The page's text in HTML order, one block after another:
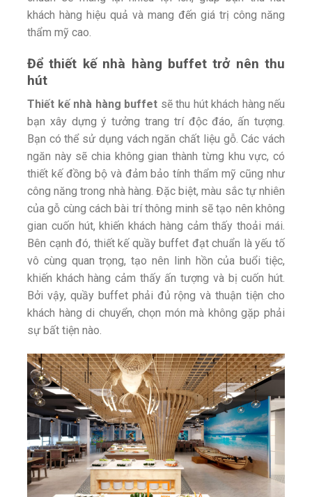
khách hàng hiệu quả và mang đến giá trị công năng
thẩm mỹ cao.
Để thiết kế nhà hàng buffet trở nên thu
hút
Thiết kế nhà hàng buffet sẽ thu hút khách hàng nếu
bạn xây dựng ý tưởng trang trí độc đáo, ấn tượng.
Bạn có thể sử dụng vách ngăn chất liệu gỗ. Các vách
ngăn này sẽ chia không gian thành từng khu vực, có
thiết kế đồng bộ và đảm bảo tính thẩm mỹ cũng như
công năng trong nhà hàng. Đặc biệt, màu sắc tự nhiên
của gỗ cùng cách bài trí thông minh sẽ tạo nên không
gian cuốn hút, khiến khách hàng cảm thấy thoải mái.
Bên cạnh đó, thiết kế quầy buffet đạt chuẩn là yếu tố
vô cùng quan trọng, tạo nên linh hồn của buổi tiệc,
khiến khách hàng cảm thấy ấn tượng và bị cuốn hút.
Bởi vậy, quầy buffet phải đủ rộng và thuận tiện cho
khách hàng di chuyển, chọn món mà không gặp phải
sự bất tiện nào.